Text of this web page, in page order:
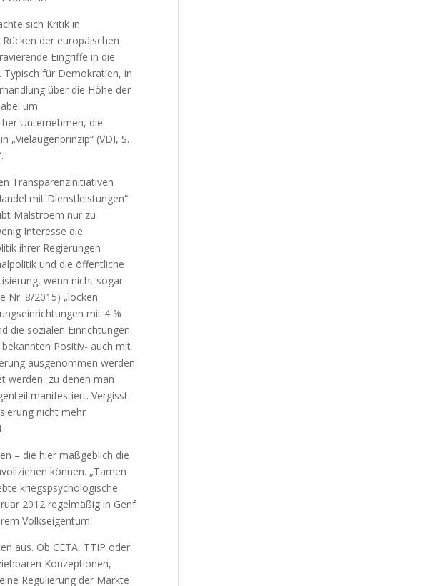
sich Kritik in
der europäischen
Eingriffe in die
Typisch für Demokratien, in
über die Höhe der
um
Unternehmen, die
(VDI, S.
Transparenzinitiativen
mit Dienstleistungen“
Malstroem nur zu
Interesse die
ihrer Regierungen
und die öffentliche
wenn nicht sogar
Nr. 8/2015) „locken
mit 4 %
die sozialen Einrichtungen
Positiv- auch mit
ausgenommen werden
werden, zu denen man
manifestiert. Vergisst
nicht mehr
– die hier maßgeblich die
können. „Tarnen
kriegspsychologische
2012 regelmäßig in Genf
Volkseigentum.
aus. Ob CETA, TTIP oder
Konzeptionen,
Regulierung der Märkte